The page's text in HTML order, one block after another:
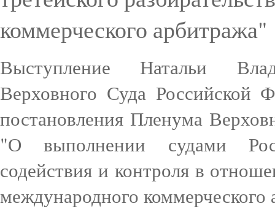
коммерческого арбитража"
Выступление Натальи
Верховного Суда Российской
постановления Пленума
"О выполнении судами
содействия и контроля в
международного коммерческого